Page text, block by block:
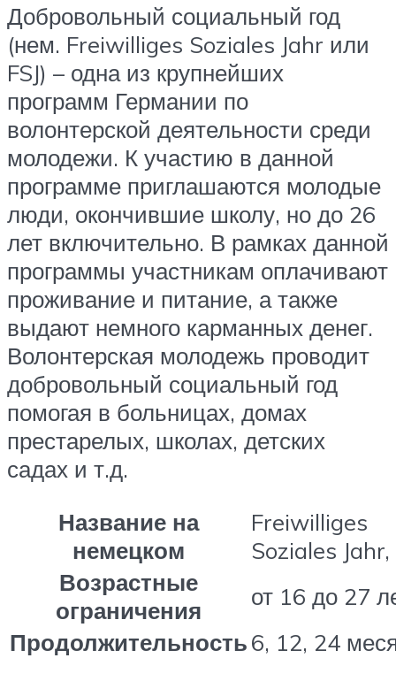
Добровольный социальный год
(нем. Freiwilliges Soziales Jahr или
FSJ) – одна из крупнейших
программ Германии по
волонтерской деятельности среди
молодежи. К участию в данной
программе приглашаются молодые
люди, окончившие школу, но до 26
лет включительно. В рамках данной
программы участникам оплачивают
проживание и питание, а также
выдают немного карманных денег.
Волонтерская молодежь проводит
добровольный социальный год
помогая в больницах, домах
престарелых, школах, детских
садах и т.д.
Название на
немецком
Freiwilliges
Soziales Jahr,
Возрастные
ограничения
от 16 до 27
Продолжительность6, 12, 24